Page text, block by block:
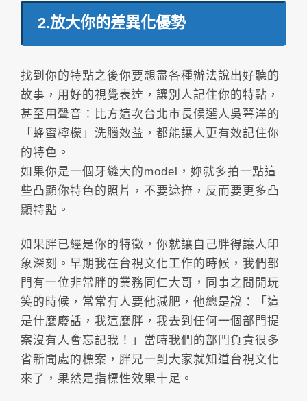
2.放大你的差異化優勢
找到你的特點之後你要想盡各種辦法說出好聽的
故事，用好的視覺表達，讓別人記住你的特點，
甚至用聲音：比方這次台北市長候選人吳萼洋的
「蜂蜜檸檬」洗腦效益，都能讓人更有效記住你
的特色。
如果你是一個牙縫大的model，妳就多拍一點這
些凸顯你特色的照片，不要遮掩，反而要更多凸
顯特點。
如果胖已經是你的特徵，你就讓自己胖得讓人印
象深刻。早期我在台視文化工作的時候，我們部
門有一位非常胖的業務同仁大哥，同事之間開玩
笑的時候，常常有人要他減肥，他總是說：「這
是什麼廢話，我這麼胖，我去到任何一個部門提
案沒有人會忘記我！」當時我們的部門負責很多
省新聞處的標案，胖兄一到大家就知道台視文化
來了，果然是指標性效果十足。